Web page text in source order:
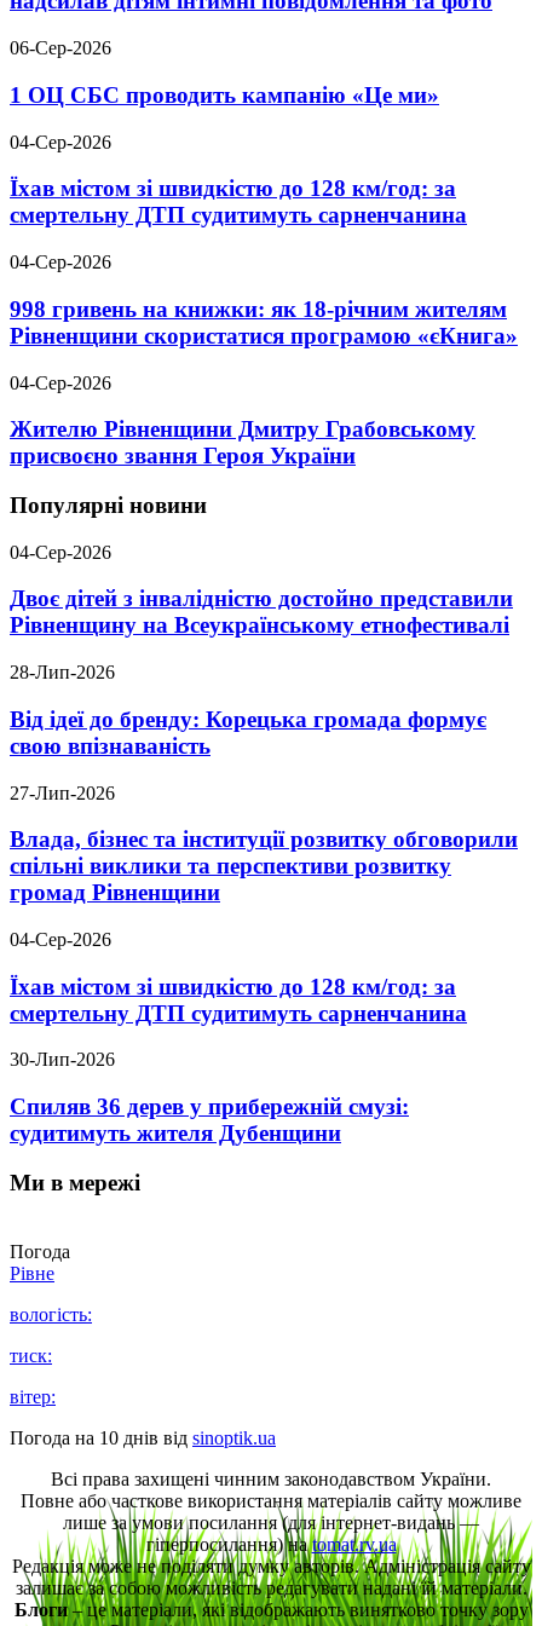
06-Сер-2026
1 ОЦ СБС проводить кампанію «Це ми»
04-Сер-2026
Їхав містом зі швидкістю до 128 км/год: за
смертельну ДТП судитимуть сарненчанина
04-Сер-2026
998 гривень на книжки: як 18-річним жителям
Рівненщини скористатися програмою «єКнига»
04-Сер-2026
Жителю Рівненщини Дмитру Грабовському
присвоєно звання Героя України
Популярні новини
04-Сер-2026
Двоє дітей з інвалідністю достойно представили
Рівненщину на Всеукраїнському етнофестивалі
28-Лип-2026
Від ідеї до бренду: Корецька громада формує
свою впізнаваність
27-Лип-2026
Влада, бізнес та інституції розвитку обговорили
спільні виклики та перспективи розвитку
громад Рівненщини
04-Сер-2026
Їхав містом зі швидкістю до 128 км/год: за
смертельну ДТП судитимуть сарненчанина
30-Лип-2026
Спиляв 36 дерев у прибережній смузі:
судитимуть жителя Дубенщини
Ми в мережі
Погода
Рівне
вологість:
тиск:
вітер:
Погода на 10 днів від sinoptik.ua
Всі права захищені чинним законодавством України.
Повне або часткове використання матеріалів сайту можливе
лише за умови посилання (для інтернет-видань —
гіперпосилання) наtomat.rv.ua
Редакція може не поділяти думку авторів. Адміністрація сайту
залишає за собою можливість редагувати надані їй матеріали.
Блоги– це матеріали, які відображають винятково точку зору